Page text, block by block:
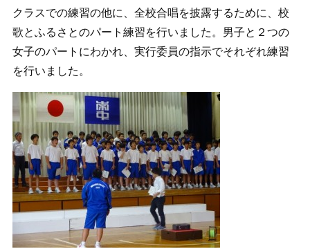
クラスでの練習の他に、全校合唱を披露するために、校
歌とふるさとのパート練習を行いました。男子と２つの
女子のパートにわかれ、実行委員の指示でそれぞれ練習
を行いました。